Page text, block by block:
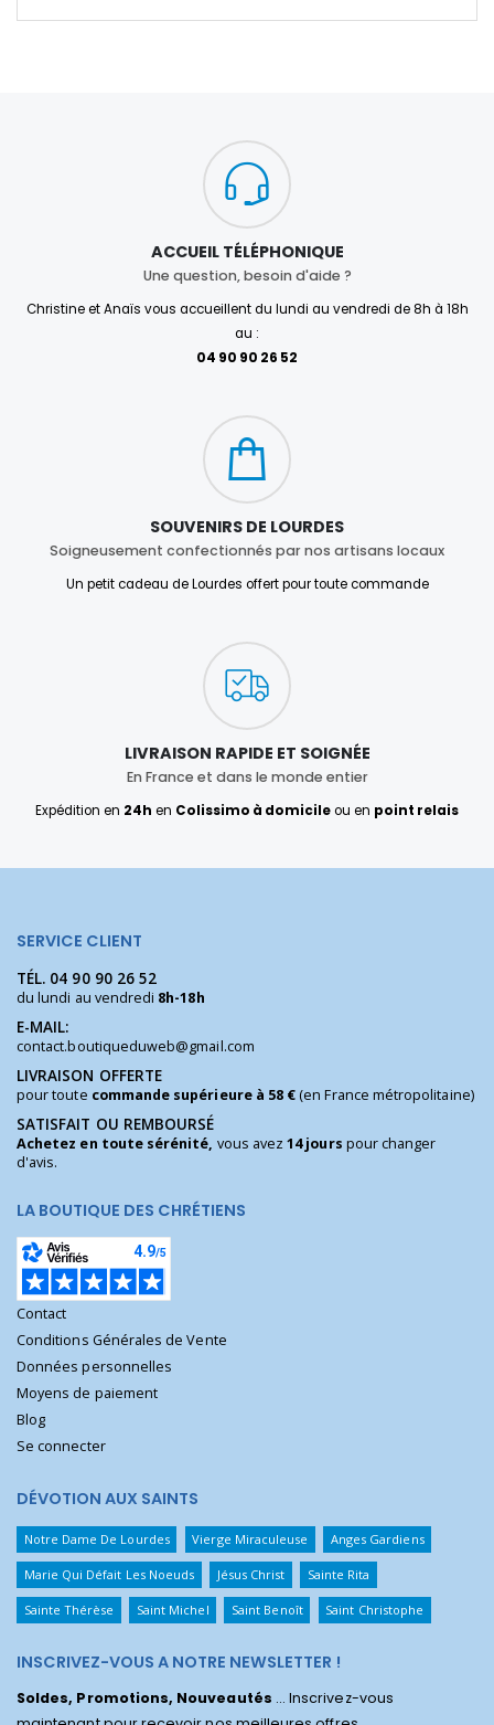
ACCUEIL TÉLÉPHONIQUE
Une question, besoin d'aide ?
Christine et Anaïs vous accueillent du lundi au vendredi de 8h à 18h
au :
04 90 90 26 52
SOUVENIRS DE LOURDES
Soigneusement confectionnés par nos artisans locaux
Un petit cadeau de Lourdes offert pour toute commande
LIVRAISON RAPIDE ET SOIGNÉE
En France et dans le monde entier
Expédition en 24h en Colissimo à domicileou en point relais
SERVICE CLIENT
TÉL. 04 90 90 26 52
du lundi au vendredi 8h-18h
E-MAIL:
contact.boutiqueduweb@gmail.com
LIVRAISON OFFERTE
pour toute commande supérieure à 58 €(en France métropolitaine)
SATISFAIT OU REMBOURSÉ
Achetez en toute sérénité, vous avez14 jours pour changer
d'avis.
LA BOUTIQUE DES CHRÉTIENS
Contact
Conditions Générales de Vente
Données personnelles
Moyens de paiement
Blog
Se connecter
DÉVOTION AUX SAINTS
Notre Dame De Lourdes Vierge Miraculeuse Anges Gardiens
Marie Qui Défait Les Noeuds Jésus Christ Sainte Rita
Sainte Thérèse Saint Michel Saint Benoît Saint Christophe
INSCRIVEZ-VOUS A NOTRE NEWSLETTER !
Soldes, Promotions, Nouveautés ... Inscrivez-vous